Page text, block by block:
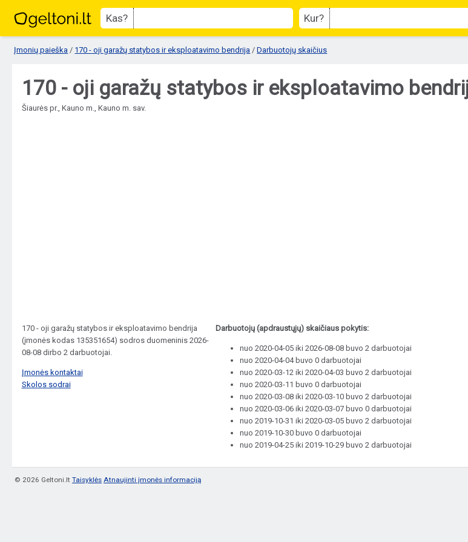
Kas? Kur?
Įmonių paieška / 170 - oji garažų statybos ir eksploatavimo bendrija /Darbuotojų skaičius
170 - oji garažų statybos ir eksploatavimo
Šiaurės pr., Kauno m., Kauno m. sav.
170 - oji garažų statybos ir eksploatavimo bendrija
(įmonės kodas 135351654) sodros duomeninis 2026-
08-08 dirbo 2 darbuotojai.
Įmonės kontaktai
Skolos sodrai
Darbuotojų (apdraustųjų) skaičiaus pokytis:
nuo 2020-04-05 iki 2026-08-08 buvo 2 darbuotojai
nuo 2020-04-04 buvo 0 darbuotojai
nuo 2020-03-12 iki 2020-04-03 buvo 2 darbuotojai
nuo 2020-03-11 buvo 0 darbuotojai
nuo 2020-03-08 iki 2020-03-10 buvo 2 darbuotojai
nuo 2020-03-06 iki 2020-03-07 buvo 0 darbuotojai
nuo 2019-10-31 iki 2020-03-05 buvo 2 darbuotojai
nuo 2019-10-30 buvo 0 darbuotojai
nuo 2019-04-25 iki 2019-10-29 buvo 2 darbuotojai
© 2026 Geltoni.lt Taisyklės Atnaujinti įmonės informaciją